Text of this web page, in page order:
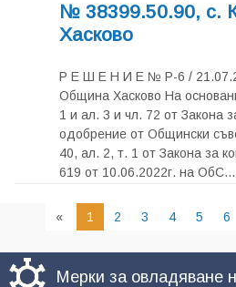
№ 38399.50.90, с.
Хасково
Р Е Ш Е Н И Е № Р-6 /
Община Хасково На
1 и ал. 3 и чл. 72 от Закона
одобрение от Общински
40, ал. 2, т. 1 от Закона за
619 от 10.06.2022г. на ОбС...
« 1 2 3 4 5 6
Мерки за овладяване